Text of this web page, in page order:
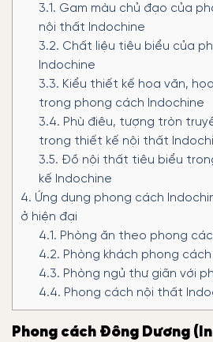
3.1. Gam màu chủ đạo của
nội thất Indochine
3.2. Chất liệu tiêu biểu của
Indochine
3.3. Kiểu thiết kế hoa văn,
trong phong cách Indochine
3.4. Phù điêu, tượng tròn
trong thiết kế nội thất
3.5. Đồ nội thất tiêu biểu
kế Indochine
4. Ứng dụng phong cách
ở hiện đại
4.1. Phòng ăn theo phong
4.2. Phòng khách phong
4.3. Phòng ngủ thư giãn với
4.4. Phong cách nội thất
Phong cách Đông Dương